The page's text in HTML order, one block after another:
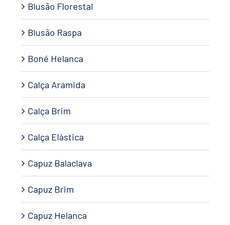
Blusão Florestal
Blusão Raspa
Boné Helanca
Calça Aramida
Calça Brim
Calça Elástica
Capuz Balaclava
Capuz Brim
Capuz Helanca